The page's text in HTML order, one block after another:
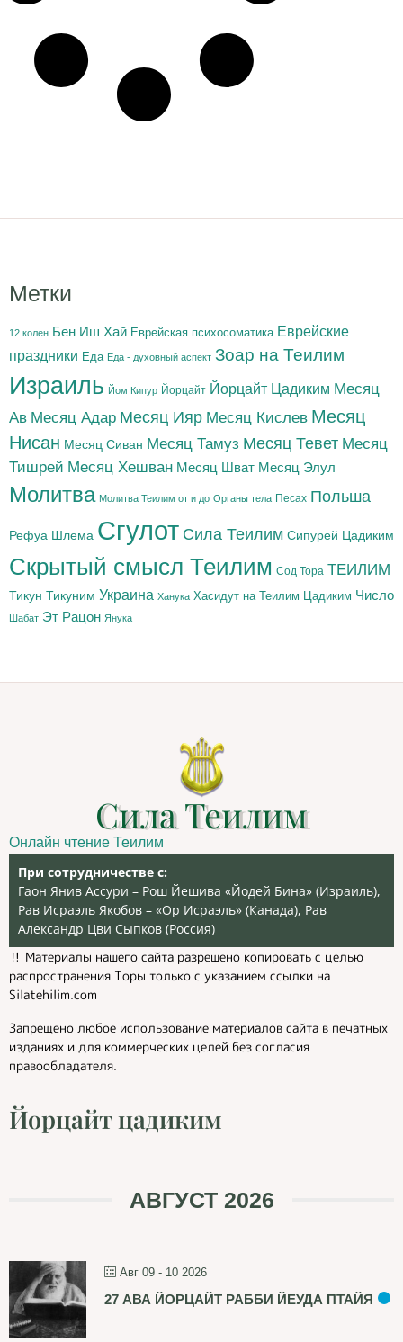
Метки
12 колен Бен Иш Хай Еврейская психосоматика Еврейские
праздники Еда Еда - духовный аспект Зоар на Теилим
Израиль Йом Кипур Йорцайт Йорцайт Цадиким Месяц
Ав Месяц Адар Месяц Ияр Месяц Кислев Месяц
Нисан Месяц Сиван Месяц Тамуз Месяц Тевет Месяц
Тишрей Месяц Хешван Месяц Шват Месяц Элул
Молитва Молитва Теилим от и до Органы тела Песах Польша
Рефуа Шлема Сгулот Сила Теилим Сипурей Цадиким
Скрытый смысл Теилим Сод Тора ТЕИЛИМ
Тикун Тикуним Украина Ханука Хасидут на Теилим Цадиким Число
Шабат Эт Рацон Янука
Сила Теилим
Онлайн чтение Теилим
При сотрудничестве с:
Гаон Янив Ассури – Рош Йешива «Йодей Бина» (Израиль),
Рав Исраэль Якобов – «Ор Исраэль» (Канада), Рав
Александр Цви Сыпков (Россия)
‼️ Материалы нашего сайта разрешено копировать с целью
распространения Торы только с указанием ссылки на
Silatehilim.com
Запрещено любое использование материалов сайта в печатных
изданиях и для коммерческих целей без согласия
правообладателя.
Йорцайт цадиким
АВГУСТ 2026
Авг 09 - 10 2026
27 АВА ЙОРЦАЙТ РАББИ ЙЕУДА ПТАЙЯ